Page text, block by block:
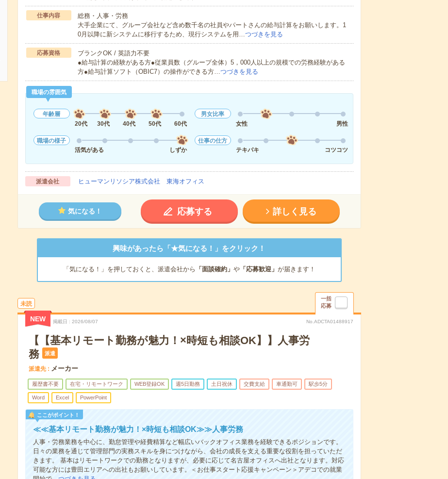
仕事内容
総務・人事・労務
大手企業にて、グループ会社など含め数千名の社員やパートさんの給与計算をお願いします。1
0月以降に新システムに移行するため、現行システムを用…つづきを見る
応募資格
ブランクOK / 英語力不要
●給与計算の経験がある方●従業員数（グループ全体）5，000人以上の規模での労務経験がある
方●給与計算ソフト（OBIC7）の操作ができる方…つづきを見る
職場の雰囲気
年齢層
20代
30代 40代 50代 60代
男女比率
女性
男性
職場の様子
活気がある
しずか
仕事の仕方
テキパキ
コツコツ
派遣会社 ヒューマンリソシア株式会社 東海オフィス
気になる！ 応募する 詳しく見る
興味があったら「★気になる！」をクリック！
「気になる！」を押しておくと、派遣会社から 「面談確約」 や「応募歓迎」 が届きます！
未読
一括
応募
NEW 掲載日 2026/08/07 No.ADCTA01488917
【【基本リモート勤務が魅力！×時短も相談OK】】人事労
務
派遣
派遣先 メーカー
履歴書不要 在宅・リモートワーク WEB登録OK 週5日勤務 土日祝休 交費支給 車通勤可 駅歩5分
Word Excel PowerPoint
ここがポイント！
≪≪基本リモート勤務が魅力！×時短も相談OK≫≫人事労務
人事・労務業務を中心に、勤怠管理や経費精算など幅広いバックオフィス業務を経験できるポジションです。
日々の業務を通じて管理部門の実務スキルを身につけながら、会社の成長を支える重要な役割を担っていただ
きます。 基本はリモートワークでの勤務となりますが、必要に応じて名古屋オフィスへ出社となります。対応
可能な方には豊田エリアへの出社もお願いしています。＜お仕事スタート応援キャンペーン＞アデコでの就業